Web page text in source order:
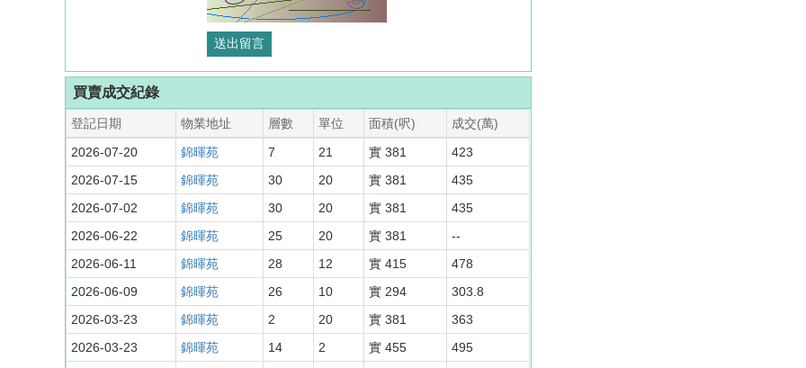
買賣成交紀錄
登記日期 物業地址 層數 單位 面積(呎)
成交(萬)
2026-07-20
錦暉苑 7 21 實 381
423
2026-07-15
錦暉苑 30 20 實 381
435
2026-07-02
錦暉苑 30 20 實 381
435
2026-06-22
錦暉苑 25 20 實 381
--
2026-06-11
錦暉苑 28 12 實 415
478
2026-06-09
錦暉苑 26 10 實 294
303.8
2026-03-23
錦暉苑 2 20 實 381
363
2026-03-23
錦暉苑 14 2 實 455
495